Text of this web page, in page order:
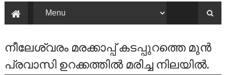
നീലേശ്വരം മരക്കാപ്പ് കടപ്പുറത്തെ മുൻ
പ്രവാസി ഉറക്കത്തിൽ മരിച്ച നിലയിൽ.